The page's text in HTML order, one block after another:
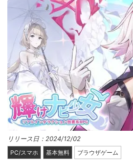
リリース日：2024/12/02
PC/スマホ 基本無料 ブラウザゲーム